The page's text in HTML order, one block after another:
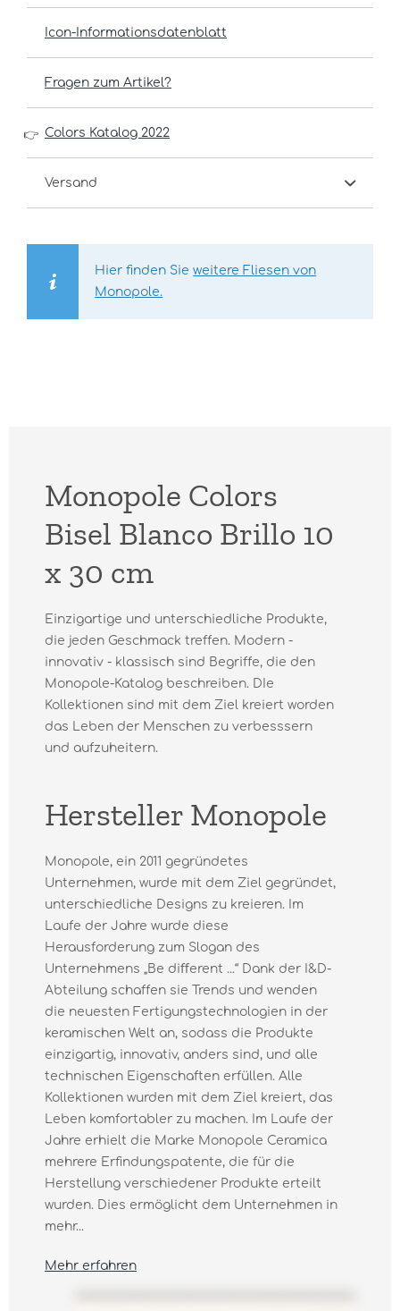
Icon-Informationsdatenblatt
Fragen zum Artikel?
👉 Colors Katalog 2022
Versand
Hier finden Sieweitere Fliesen von
Monopole.
Monopole Colors
Bisel Blanco Brillo 10
x 30 cm
Einzigartige und unterschiedliche Produkte,
die jeden Geschmack treffen. Modern -
innovativ - klassisch sind Begriffe, die den
Monopole-Katalog beschreiben. DIe
Kollektionen sind mit dem Ziel kreiert worden
das Leben der Menschen zu verbesssern
und aufzuheitern.
Hersteller Monopole
Monopole, ein 2011 gegründetes
Unternehmen, wurde mit dem Ziel gegründet,
unterschiedliche Designs zu kreieren. Im
Laufe der Jahre wurde diese
Herausforderung zum Slogan des
Unternehmens „Be diﬀerent ...“ Dank der I&D-
Abteilung schaffen sie Trends und wenden
die neuesten Fertigungstechnologien in der
keramischen Welt an, sodass die Produkte
einzigartig, innovativ, anders sind, und alle
technischen Eigenschaften erfüllen. Alle
Kollektionen wurden mit dem Ziel kreiert, das
Leben komfortabler zu machen. Im Laufe der
Jahre erhielt die Marke Monopole Ceramica
mehrere Erfindungspatente, die für die
Herstellung verschiedener Produkte erteilt
wurden. Dies ermöglicht dem Unternehmen in
mehr...
Mehr erfahren